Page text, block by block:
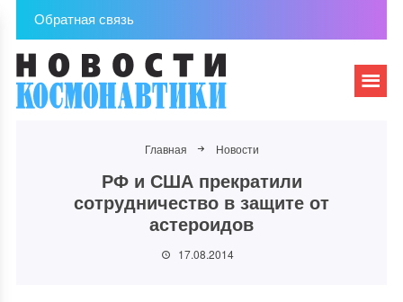
Обратная связь
Главная Новости
РФ и США прекратили
сотрудничество в защите от
астероидов
17.08.2014